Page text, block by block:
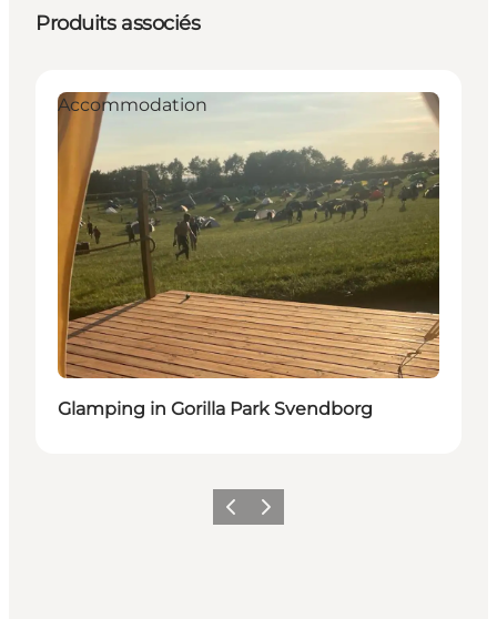
Produits associés
Accommodation
Glamping in Gorilla Park Svendborg
PrécédentSuivant